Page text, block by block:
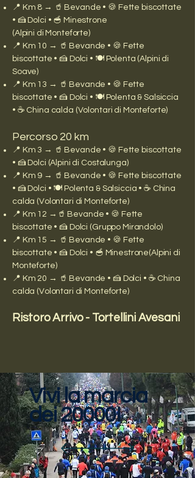
📍 Km 8 → 🥤 Bevande • 🍪 Fette biscottate
• 🍰 Dolci • 🥣 Minestrone
(Alpini di Monteforte)
📍 Km 10 → 🥤 Bevande • 🍪 Fette
biscottate • 🍰 Dolci • 🍽️ Polenta (Alpini di
Soave)
📍 Km 13 → 🥤 Bevande • 🍪 Fette
biscottate • 🍰 Dolci • 🍽️ Polenta & Salsiccia
• ☕ China calda (Volontari di Monteforte)
Percorso 20 km
📍 Km 3 → 🥤 Bevande • 🍪 Fette biscottate
• 🍰 Dolci (Alpini di Costalunga)
📍 Km 9 → 🥤 Bevande • 🍪 Fette biscottate
• 🍰 Dolci • 🍽️ Polenta & Salsiccia • ☕ China
calda (Volontari di Monteforte)
📍 Km 12 →🥤 Bevande • 🍪 Fette
biscottate • 🍰 Dolci (Gruppo Mirandolo)
📍 Km 15 → 🥤 Bevande • 🍪 Fette
biscottate • 🍰 Dolci • 🥣 Minestrone(Alpini di
Monteforte)
📍 Km 20 → 🥤 Bevande • 🍰 Dolci • ☕ China
calda (Volontari di Monteforte)
Ristoro Arrivo - Tortellini Avesani
Vivi la marcia
dei 20000!